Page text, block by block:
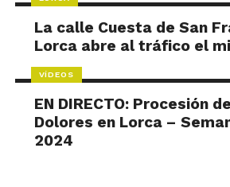
La calle Cuesta de San
Lorca abre al tráfico el
VÍDEOS
EN DIRECTO: Procesión
Dolores en Lorca –
2024